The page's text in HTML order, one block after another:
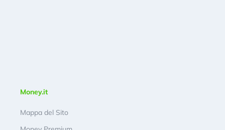
Money.it
Mappa del Sito